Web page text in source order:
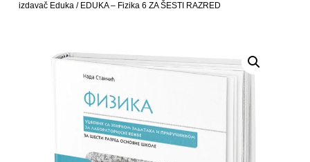
izdavač Eduka/ EDUKA – Fizika 6 ZA ŠESTI RAZRED